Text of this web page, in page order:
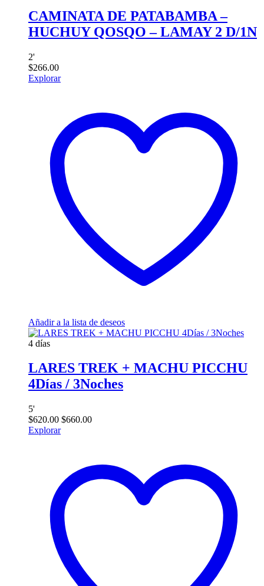
CAMINATA DE PATABAMBA –
HUCHUY QOSQO – LAMAY 2 D/1N
2'
$266.00
Explorar
Añadir a la lista de deseos
4 días
LARES TREK + MACHU PICCHU
4Días / 3Noches
5'
$620.00 $660.00
Explorar